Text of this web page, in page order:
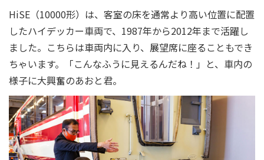
HiSE（10000形）は、客室の床を通常より高い位置に配置
したハイデッカー車両で、1987年から2012年まで活躍し
ました。こちらは車両内に入り、展望席に座ることもでき
ちゃいます。「こんなふうに見えるんだね！」と、車内の
様子に大興奮のあおと君。